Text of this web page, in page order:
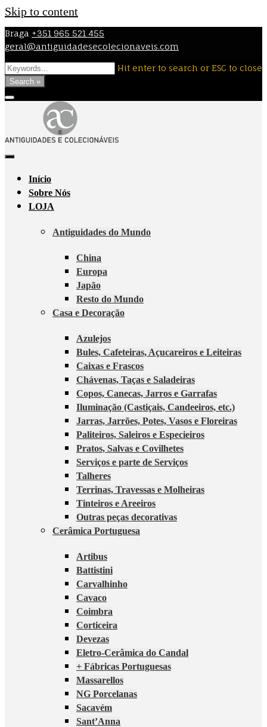
Skip to content
Braga +351 965 521 455
geral@antiguidadesecolecionaveis.com
Hit enter to search or ESC to close
Search »
Início
Sobre Nós
LOJA
Antiguidades do Mundo
China
Europa
Japão
Resto do Mundo
Casa e Decoração
Azulejos
Bules, Cafeteiras, Açucareiros e Leiteiras
Caixas e Frascos
Chávenas, Taças e Saladeiras
Copos, Canecas, Jarros e Garrafas
Iluminação (Castiçais, Candeeiros, etc.)
Jarras, Jarrões, Potes, Vasos e Floreiras
Paliteiros, Saleiros e Especieiros
Pratos, Salvas e Covilhetes
Serviços e parte de Serviços
Talheres
Terrinas, Travessas e Molheiras
Tinteiros e Areeiros
Outras peças decorativas
Cerâmica Portuguesa
Artibus
Battistini
Carvalhinho
Cavaco
Coimbra
Corticeira
Devezas
Eletro-Cerâmica do Candal
+ Fábricas Portuguesas
Massarellos
NG Porcelanas
Sacavém
Sant’Anna